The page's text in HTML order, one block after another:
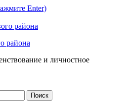
Enter)
района
и личностное